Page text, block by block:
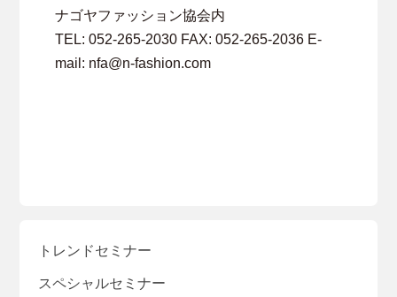
ナゴヤファッション協会内
TEL: 052-265-2030 FAX: 052-265-2036 E-
mail: nfa@n-fashion.com
トレンドセミナー
スペシャルセミナー